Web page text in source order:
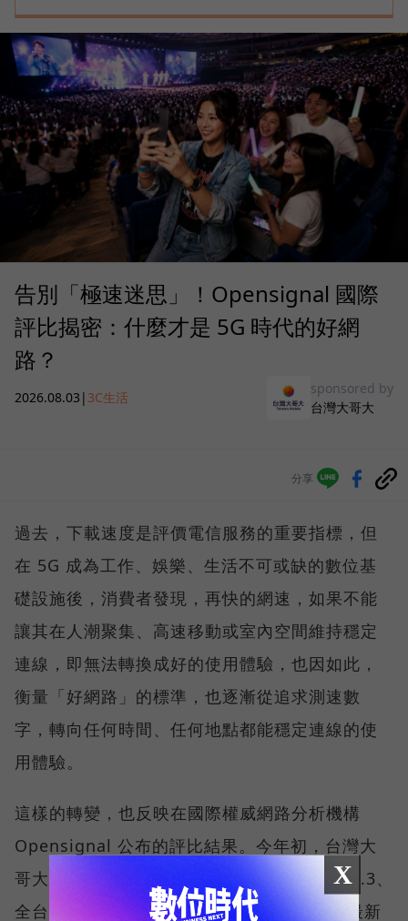
告別「極速迷思」！Opensignal 國際
評比揭密：什麼才是 5G 時代的好網
路？
2026.08.03 | 3C生活
sponsored by
台灣大哥大
分享
過去，下載速度是評價電信服務的重要指標，但
在 5G 成為工作、娛樂、生活不可或缺的數位基
礎設施後，消費者發現，再快的網速，如果不能
讓其在人潮聚集、高速移動或室內空間維持穩定
連線，即無法轉換成好的使用體驗，也因如此，
衡量「好網路」的標準，也逐漸從追求測速數
字，轉向任何時間、任何地點都能穩定連線的使
用體驗。
這樣的轉變，也反映在國際權威網路分析機構
Opensignal 公布的評比結果。今年初，台灣大
哥大不僅率先奪下「 4G／5G 在線率全球 No.3、
全台 No.1 」國際級榮譽，在 Opensignal 最新
X